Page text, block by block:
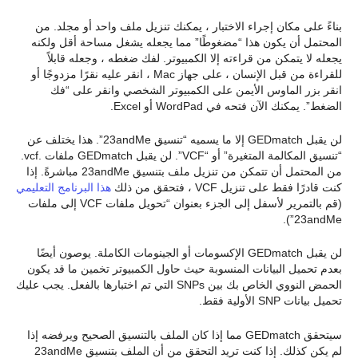
بناءً على مكان إجراء الاختبار ، يمكنك تنزيل ملف واحد أو مجلد. من
المحتمل أن يكون هذا “مضغوطًا” مما يجعله يشغل مساحة أقل ولكنه
يجعله لا يتمكن من قراءته إلا الكمبيوتر. لفك ضغطه ، وجعله قابلاً
للقراءة من قبل الإنسان ، على جهاز Mac ، انقر عليه نقرًا مزدوجًا أو
انقر بزر الماوس الأيمن على الكمبيوتر الشخصي وانقر على “فك
الضغط”. يمكنك الآن فتحه في WordPad أو Excel.
لن يقبل GEDmatch إلا ما يسميه “تنسيق 23andMe”. هذا يختلف عن
من المحتمل أن تتمكن من تنزيل ملف بتنسيق 23andMe مباشرةً. إذا
كنت قادرًا فقط على تنزيل VCF ، فتحقق من ذلك
هذا البرنامج التعليمي
(قم بالتمرير لأسفل إلى الجزء بعنوان “تحويل ملفات VCF إلى ملفات
23andMe”).
لن يقبل GEDmatch الإكسومات أو الجينومات الكاملة. يوصون أيضًا
بعدم تحميل البيانات المنسوبة حيث حاول الكمبيوتر تخمين ما قد يكون
الحمض النووي الخاص بك بين SNPs التي تم اختبارها بالفعل. يجب عليك
تحميل بيانات SNP الأولية فقط.
سيتحقق GEDmatch مما إذا كان الملف بالتنسيق الصحيح ويرفضه إذا
لم يكن كذلك. إذا كنت تريد التحقق من أن الملف بتنسيق 23andMe